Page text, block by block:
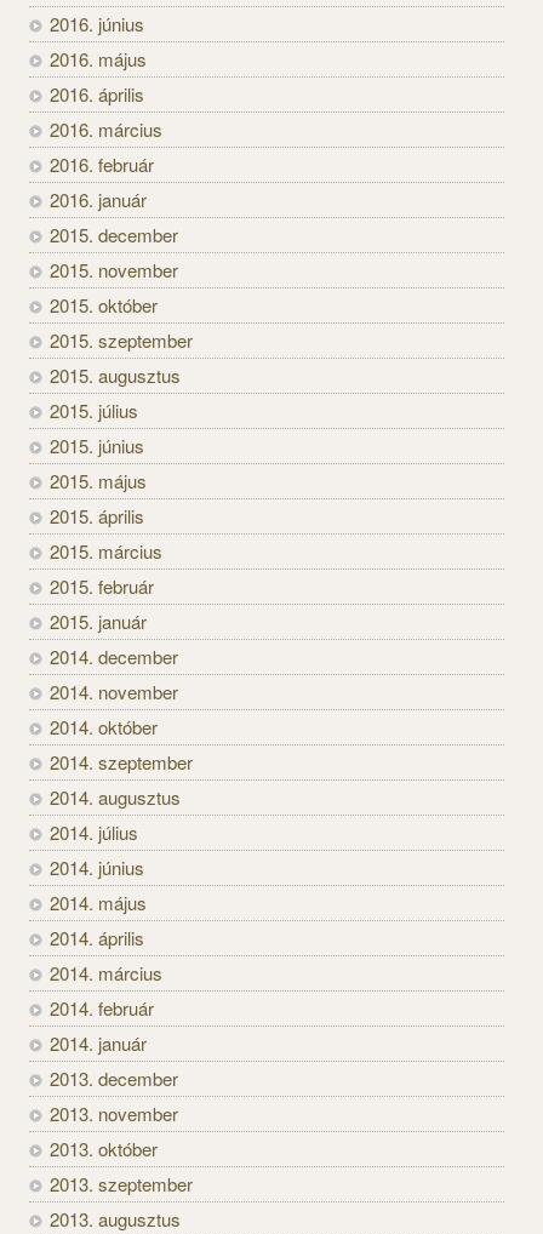
2016. június
2016. május
2016. április
2016. március
2016. február
2016. január
2015. december
2015. november
2015. október
2015. szeptember
2015. augusztus
2015. július
2015. június
2015. május
2015. április
2015. március
2015. február
2015. január
2014. december
2014. november
2014. október
2014. szeptember
2014. augusztus
2014. július
2014. június
2014. május
2014. április
2014. március
2014. február
2014. január
2013. december
2013. november
2013. október
2013. szeptember
2013. augusztus